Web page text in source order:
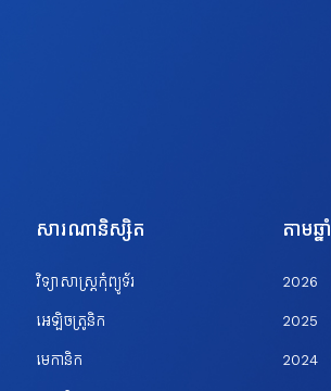
សារណានិស្សិត
វិទ្យាសាស្ត្រកុំព្យូទ័រ
អេឡិចត្រូនិក
មេកានិក
តាមឆ្នាំ
2026
2025
2024